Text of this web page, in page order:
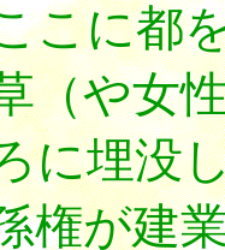
こに都
（や女
に埋没
権が建